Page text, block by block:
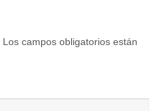
Los campos obligatorios están